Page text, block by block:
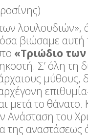
λουλουδιών»,
βιώσαμε
«Τριώδιο
Σ’ όλη τη
μύθους,
μετά το θάνατο.
Ανάσταση του
της αναστάσεως